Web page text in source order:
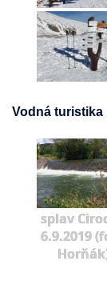
Vodná turistika
splav
6.9.2019